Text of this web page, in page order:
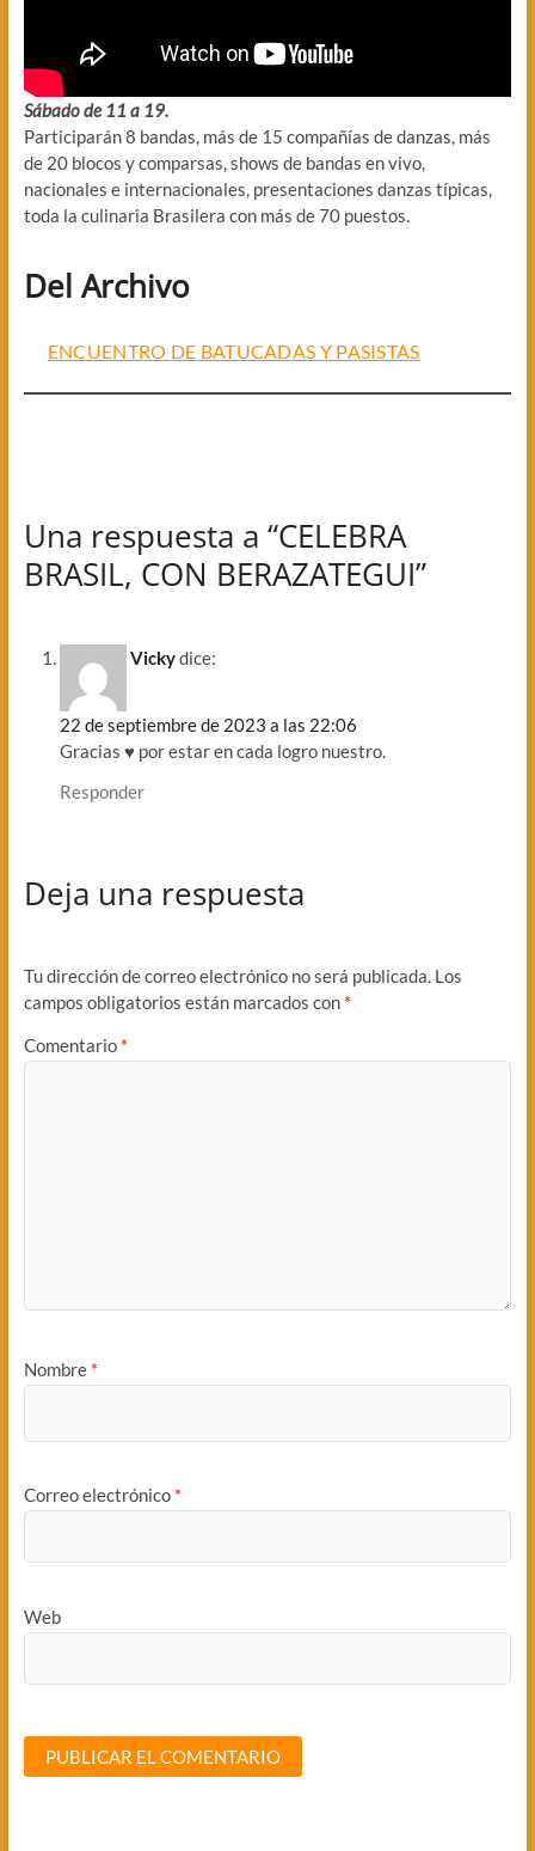
Sábado de 11 a 19.
Participarán 8 bandas, más de 15 compañías de danzas, más
de 20 blocos y comparsas, shows de bandas en vivo,
nacionales e internacionales, presentaciones danzas típicas,
toda la culinaria Brasilera con más de 70 puestos.
Del Archivo
ENCUENTRO DE BATUCADAS Y PASISTAS
Una respuesta a “CELEBRA
BRASIL, CON BERAZATEGUI”
Vickydice:
22 de septiembre de 2023 a las 22:06
Gracias ♥️ por estar en cada logro nuestro.
Responder
Deja una respuesta
Tu dirección de correo electrónico no será publicada. Los
campos obligatorios están marcados con *
Comentario *
Nombre *
Correo electrónico *
Web